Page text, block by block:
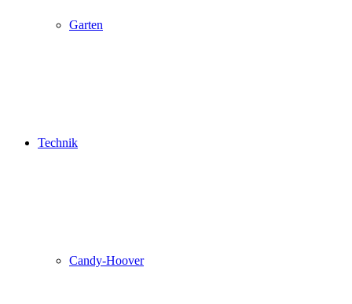
Garten
Technik
Candy-Hoover